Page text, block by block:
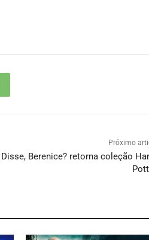
Próximo
Berenice? retorna coleção